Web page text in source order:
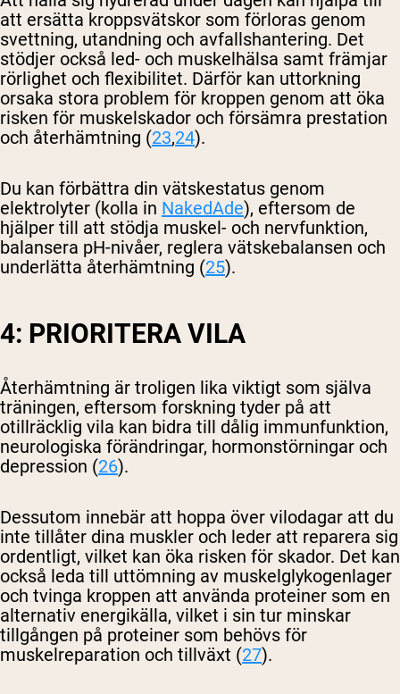
att ersätta kroppsvätskor som förloras genom
svettning, utandning och avfallshantering. Det
stödjer också led- och muskelhälsa samt främjar
rörlighet och flexibilitet. Därför kan uttorkning
orsaka stora problem för kroppen genom att öka
risken för muskelskador och försämra prestation
och återhämtning (23,24).
Du kan förbättra din vätskestatus genom
elektrolyter (kolla in NakedAde), eftersom de
hjälper till att stödja muskel- och nervfunktion,
balansera pH-nivåer, reglera vätskebalansen och
underlätta återhämtning (25).
4: PRIORITERA VILA
Återhämtning är troligen lika viktigt som själva
träningen, eftersom forskning tyder på att
otillräcklig vila kan bidra till dålig immunfunktion,
neurologiska förändringar, hormonstörningar och
depression (26).
Dessutom innebär att hoppa över vilodagar att du
inte tillåter dina muskler och leder att reparera sig
ordentligt, vilket kan öka risken för skador. Det kan
också leda till uttömning av muskelglykogenlager
och tvinga kroppen att använda proteiner som en
alternativ energikälla, vilket i sin tur minskar
tillgången på proteiner som behövs för
muskelreparation och tillväxt (27).